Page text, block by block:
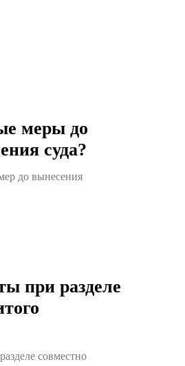
меры до
суда?
до вынесения
при разделе
совместно